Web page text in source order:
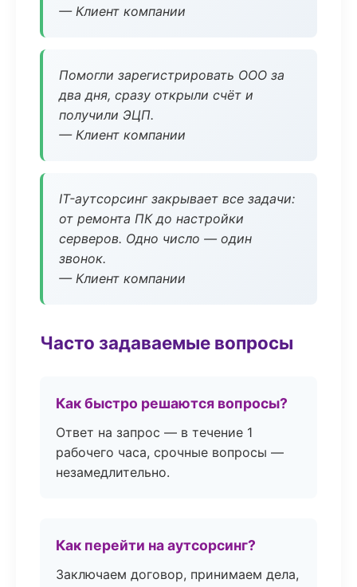
— Клиент компании
Помогли зарегистрировать ООО за
два дня, сразу открыли счёт и
получили ЭЦП.
— Клиент компании
IT-аутсорсинг закрывает все задачи:
от ремонта ПК до настройки
серверов. Одно число — один
звонок.
— Клиент компании
Часто задаваемые вопросы
Как быстро решаются вопросы?
Ответ на запрос — в течение 1
рабочего часа, срочные вопросы —
незамедлительно.
Как перейти на аутсорсинг?
Заключаем договор, принимаем дела,